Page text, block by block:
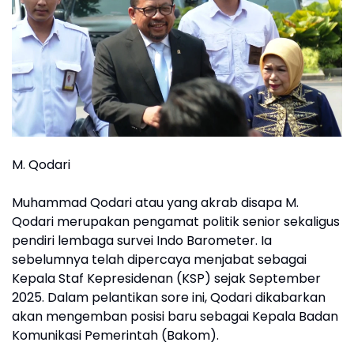
M. Qodari
Muhammad Qodari atau yang akrab disapa M.
Qodari merupakan pengamat politik senior sekaligus
pendiri lembaga survei Indo Barometer. Ia
sebelumnya telah dipercaya menjabat sebagai
Kepala Staf Kepresidenan (KSP) sejak September
2025. Dalam pelantikan sore ini, Qodari dikabarkan
akan mengemban posisi baru sebagai Kepala Badan
Komunikasi Pemerintah (Bakom).